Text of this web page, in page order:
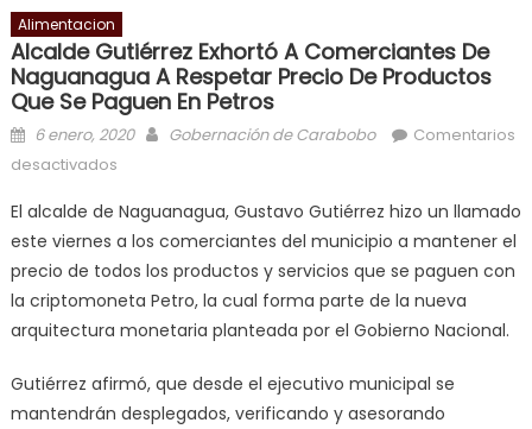
Alimentacion
Alcalde Gutiérrez Exhortó A Comerciantes De
Naguanagua A Respetar Precio De Productos
Que Se Paguen En Petros
Posted on
6 enero, 2020 Author
Gobernación de Carabobo
Comentarios
desactivados
paguen en Petros
El alcalde de Naguanagua, Gustavo Gutiérrez hizo un llamado
este viernes a los comerciantes del municipio a mantener el
precio de todos los productos y servicios que se paguen con
la criptomoneta Petro, la cual forma parte de la nueva
arquitectura monetaria planteada por el Gobierno Nacional.
Gutiérrez afirmó, que desde el ejecutivo municipal se
mantendrán desplegados, verificando y asesorando